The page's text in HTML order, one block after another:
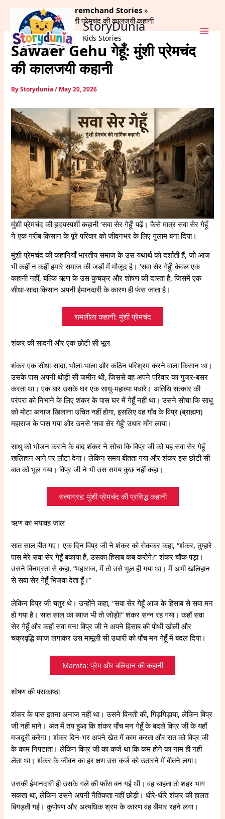
content
StoryDunia
Kids Stories
Home
Munshi Premchand Stories
Sawaer Gehu गेहूँ: मुंशी प्रेमचंद की कालजयी कहानी
Sawaer Gehu गेहूँ: मुंशी प्रेमचंद
की कालजयी कहानी
ByStorydunia/ May 20, 2026
मुंशी प्रेमचंद की हृदयस्पर्शी कहानी ‘सवा सेर गेहूँ’ पढ़ें। कैसे मात्र सवा सेर गेहूँ
ने एक गरीब किसान के पूरे परिवार को जीवनभर के लिए गुलाम बना दिया।
मुंशी प्रेमचंद की कहानियाँ भारतीय समाज के उस यथार्थ को दर्शाती हैं, जो आज
भी कहीं न कहीं हमारे समाज की जड़ों में मौजूद है। ‘सवा सेर गेहूँ’ केवल एक
कहानी नहीं, बल्कि ऋण के उस कुचक्र और शोषण की दास्तां है, जिसमें एक
सीधा-सादा किसान अपनी ईमानदारी के कारण ही फंस जाता है।
रामलीला कहानी: मुंशी प्रेमचंद
शंकर की सादगी और एक छोटी सी भूल
शंकर एक सीधा-सादा, भोला-भाला और कठिन परिश्रम करने वाला किसान था।
उसके पास अपनी थोड़ी सी जमीन थी, जिससे वह अपने परिवार का गुजर-बसर
करता था। एक बार उसके घर एक साधु-महात्मा पधारे। अतिथि सत्कार की
परंपरा को निभाने के लिए शंकर के पास घर में गेहूँ नहीं था। उसने सोचा कि साधु
को मोटा अनाज खिलाना उचित नहीं होगा, इसलिए वह गाँव के विप्र (ब्राह्मण)
महाराज के पास गया और उनसे ‘सवा सेर गेहूँ’ उधार माँग लाया।
साधु को भोजन कराने के बाद शंकर ने सोचा कि विप्र जी को यह सवा सेर गेहूँ
खलिहान आने पर लौटा देगा। लेकिन समय बीतता गया और शंकर इस छोटी सी
बात को भूल गया। विप्र जी ने भी उस समय कुछ नहीं कहा।
सत्याग्रह: मुंशी प्रेमचंद की प्रसिद्ध कहानी
ऋण का भयावह जाल
सात साल बीत गए। एक दिन विप्र जी ने शंकर को रोककर कहा, “शंकर, तुम्हारे
पास मेरे सवा सेर गेहूँ बकाया हैं, उसका हिसाब कब करोगे?” शंकर चौंक पड़ा।
उसने विनम्रता से कहा, “महाराज, मैं तो उसे भूल ही गया था। मैं अभी खलिहान
से सवा सेर गेहूँ भिजवा देता हूँ।”
लेकिन विप्र जी चतुर थे। उन्होंने कहा, “सवा सेर गेहूँ आज के हिसाब से सवा मन
हो गया है। सात साल का ब्याज भी तो जोड़ो!” शंकर सन्न रह गया। कहाँ सवा
सेर गेहूँ और कहाँ सवा मन! विप्र जी ने अपने हिसाब की पोथी खोली और
चक्रवृद्धि ब्याज लगाकर उस मामूली सी उधारी को पाँच मन गेहूँ में बदल दिया।
Mamta: प्रेम और बलिदान की कहानी
शोषण की पराकाष्ठा
शंकर के पास इतना अनाज नहीं था। उसने विनती की, गिड़गिड़ाया, लेकिन विप्र
जी नहीं माने। अंत में तय हुआ कि शंकर पाँच मन गेहूँ के बदले विप्र जी के यहाँ
मजदूरी करेगा। शंकर दिन-भर अपने खेत में काम करता और रात को विप्र जी
के काम निपटाता। लेकिन विप्र जी का कर्ज था कि कम होने का नाम ही नहीं
लेता था। शंकर के जीवन का हर क्षण उस कर्ज को उतारने में बीतने लगा।
उसकी ईमानदारी ही उसके गले की फाँस बन गई थी। वह चाहता तो शहर भाग
सकता था, लेकिन उसने अपनी नैतिकता नहीं छोड़ी। धीरे-धीरे शंकर की हालत
बिगड़ती गई। कुपोषण और अत्यधिक श्रम के कारण वह बीमार रहने लगा।